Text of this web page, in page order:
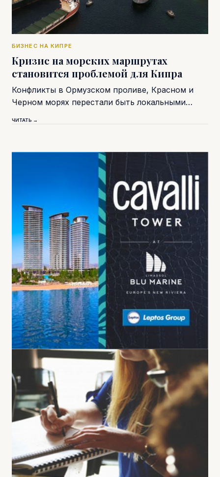
БИЗНЕС НА КИПРЕ
Кризис на морских маршрутах
становится проблемой для Кипра
Конфликты в Ормузском проливе, Красном и
Черном морях перестали быть локальными…
ЧИТАТЬ →